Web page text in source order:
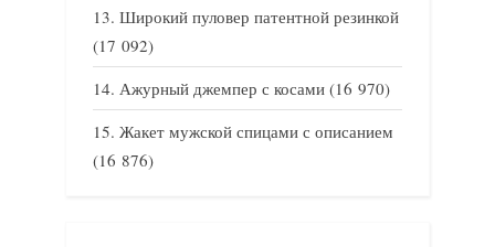
Широкий пуловер патентной резинкой
(17 092)
Ажурный джемпер с косами (16 970)
Жакет мужской спицами с описанием
(16 876)